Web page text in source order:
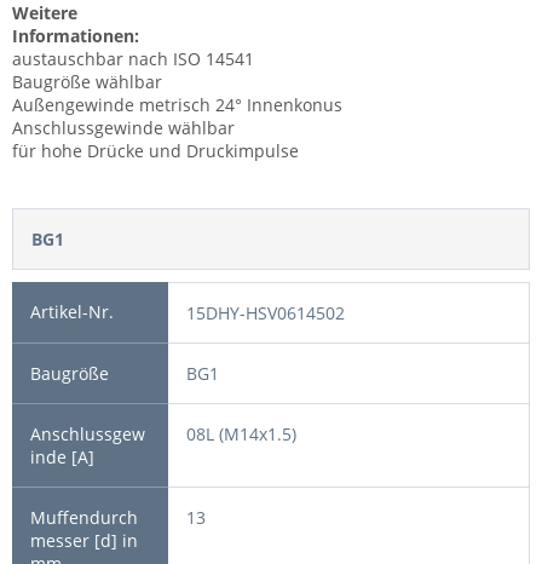
Weitere
Informationen:
austauschbar nach ISO 14541
Baugröße wählbar
Außengewinde metrisch 24° Innenkonus
Anschlussgewinde wählbar
für hohe Drücke und Druckimpulse
BG1
15DHY-HSV0614502
BG1
08L (M14x1.5)
13